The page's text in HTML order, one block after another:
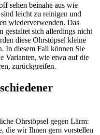
sehen beinahe aus wie
leicht zu reinigen und
wiederverwenden. Das
gestaltet sich allerdings nicht
diese Ohrstöpsel kleine
In diesem Fall können Sie
Varianten, wie etwa auf die
zurückgreifen.
Ohrstöpsel gegen Lärm:
die wir Ihnen gern vorstellen